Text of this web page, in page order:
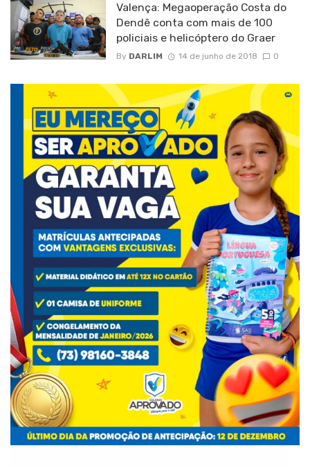
Valença: Megaoperação Costa do
Dendê conta com mais de 100
policiais e helicóptero do Graer
By DARLIM 14 de junho de 2018 0